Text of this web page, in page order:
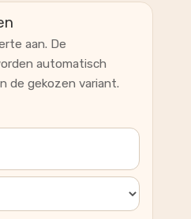
aan. De
automatisch
de gekozen variant.